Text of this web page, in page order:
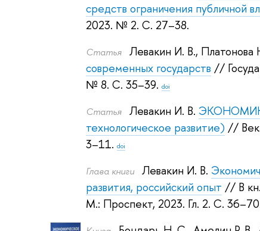
средств ограничения публичной
2023. № 2. С. 27–38.
Статья Левакин И. В., Платонова
современных государств //
№ 8. С. 35–39. doi
Статья Левакин И. В.
технологическое развитие) // Век
3–11. doi
Глава книги Левакин И. В.
развития, российский опыт // В
М.: Проспект, 2023. Гл. 2. С.